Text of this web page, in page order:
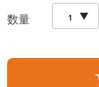
数量